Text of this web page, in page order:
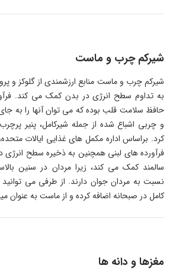
شیرکم چرب و ماست
شیرکم چرب و ماست منابع ارزشمندی از گلوکز و
به تداوم سطح انرژی در بدن کمک می کند.
حافظ سلامت قلب بوده که می توان آنها را به جای
و چربی اشباع شده از جمله شیرکامل، پنیر
فرآورده های لبنی همچنین به ذخیره سطح انرژی
سالمند کمک می کند، زیرا مردان در سنین
نسبت به مردان جوان دارند. از طرفی می
کامل در صبحانه اضافه کرده و از ماست به عنوان
مغزها و دانه ها